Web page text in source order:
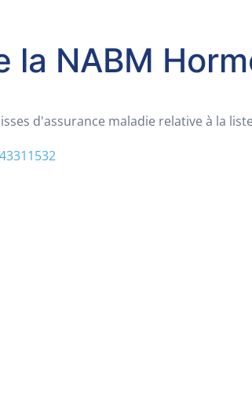
NABM
d'assurance maladie relative à la